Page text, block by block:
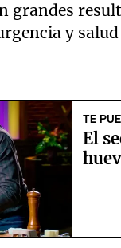
grandes
y
TE
El